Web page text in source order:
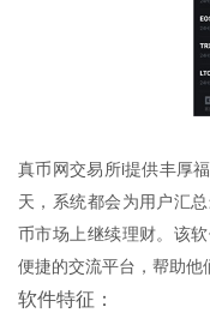
真币网交易所i提供丰厚
天，系统都会为用户汇
币市场上继续理财。该
便捷的交流平台，帮助他
软件特征：